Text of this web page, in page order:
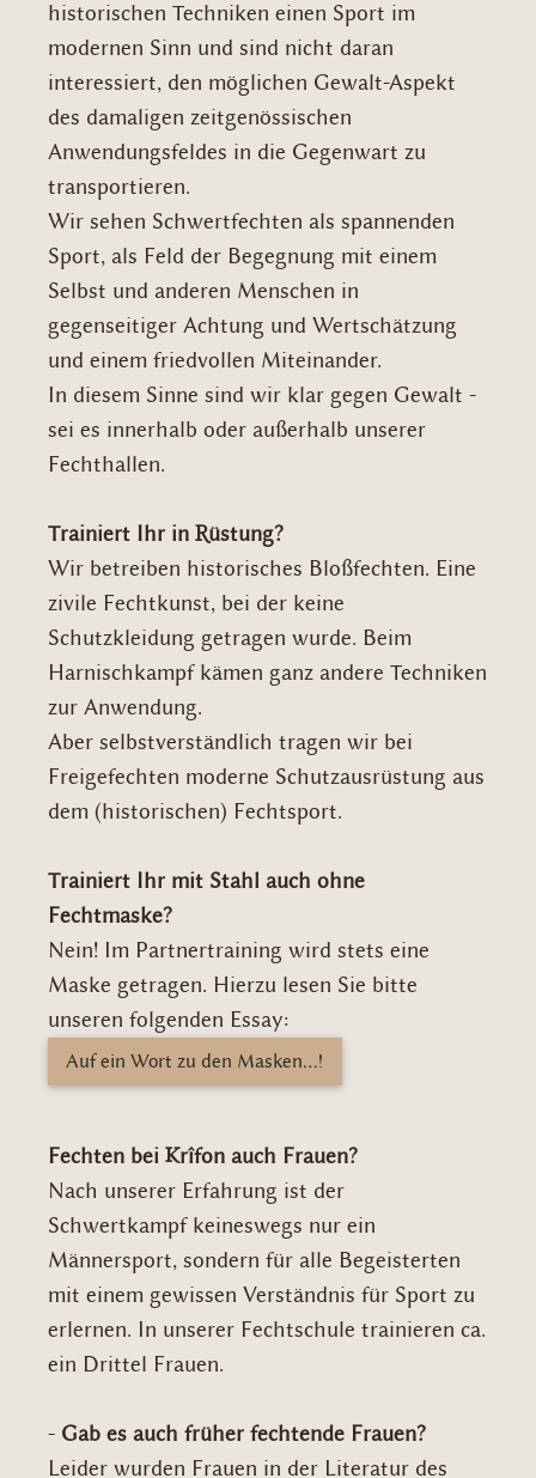
historischen Techniken einen Sport im
modernen Sinn und sind nicht daran
interessiert, den möglichen Gewalt-Aspekt
des damaligen zeitgenössischen
Anwendungsfeldes in die Gegenwart zu
transportieren.
Wir sehen Schwertfechten als spannenden
Sport, als Feld der Begegnung mit einem
Selbst und anderen Menschen in
gegenseitiger Achtung und Wertschätzung
und einem friedvollen Miteinander.
In diesem Sinne sind wir klar gegen Gewalt -
sei es innerhalb oder außerhalb unserer
Fechthallen.
Trainiert Ihr in Rüstung?
Wir betreiben historisches Bloßfechten. Eine
zivile Fechtkunst, bei der keine
Schutzkleidung getragen wurde. Beim
Harnischkampf kämen ganz andere Techniken
zur Anwendung.
Aber selbstverständlich tragen wir bei
Freigefechten moderne Schutzausrüstung aus
dem (historischen) Fechtsport.
Trainiert Ihr mit Stahl auch ohne
Fechtmaske?
Nein! Im Partnertraining wird stets eine
Maske getragen. Hierzu lesen Sie bitte
unseren folgenden Essay:
Auf ein Wort zu den Masken...!
Fechten bei Krîfon auch Frauen?
Nach unserer Erfahrung ist der
Schwertkampf keineswegs nur ein
Männersport, sondern für alle Begeisterten
mit einem gewissen Verständnis für Sport zu
erlernen. In unserer Fechtschule trainieren ca.
ein Drittel Frauen.
- Gab es auch früher fechtende Frauen?
Leider wurden Frauen in der Literatur des